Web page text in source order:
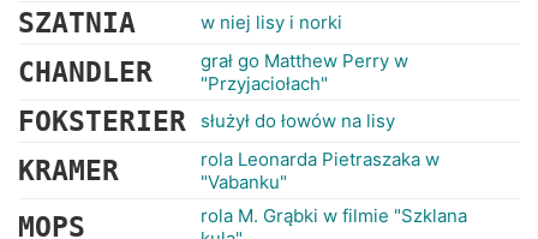
SZATNIA w niej lisy i norki
CHANDLER
grał go Matthew Perry w
"Przyjaciołach"
FOKSTERIER służył do łowów na lisy
KRAMER
rola Leonarda Pietraszaka w
"Vabanku"
MOPS
rola M. Grąbki w filmie "Szklana